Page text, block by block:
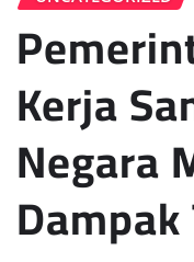
Kerja
Negara